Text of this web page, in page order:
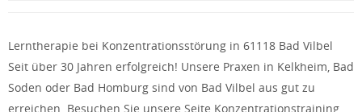
Lerntherapie bei Konzentrationsstörung in 61118 Bad Vilbel
Seit über 30 Jahren erfolgreich! Unsere Praxen in Kelkheim, Bad
Soden oder Bad Homburg sind von Bad Vilbel aus gut zu
erreichen. Besuchen Sie unsere Seite Konzentrationstraining